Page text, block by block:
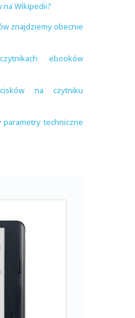
na Wikipedii?
znajdziemy obecnie
ebooków
na czytniku
techniczne